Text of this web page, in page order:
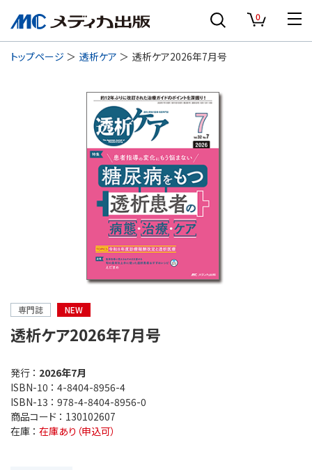
0
トップページ 透析ケア 透析ケア2026年7月号
専門誌 NEW
透析ケア2026年7月号
発行 ： 2026年7月
ISBN-10 ： 4-8404-8956-4
ISBN-13 ： 978-4-8404-8956-0
商品コード ： 130102607
在庫 ： 在庫あり（申込可）